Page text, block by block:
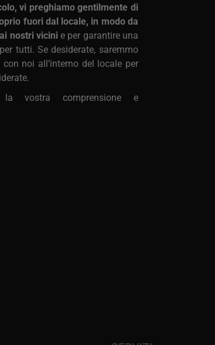
vi preghiamo gentilmente di
fuori dal locale, in modo da
nostri vicinie per garantire una
tutti. Se desiderate, saremmo
noi all’interno del locale per
vostra comprensione e